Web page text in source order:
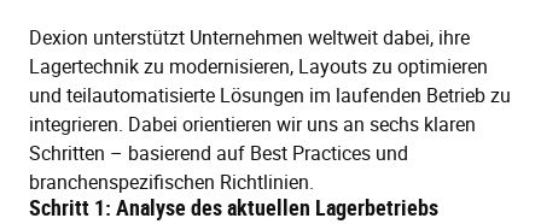
Dexion unterstützt Unternehmen weltweit dabei, ihre
Lagertechnik zu modernisieren, Layouts zu optimieren
und teilautomatisierte Lösungen im laufenden Betrieb zu
integrieren. Dabei orientieren wir uns an sechs klaren
Schritten – basierend auf Best Practices und
branchenspezifischen Richtlinien.
Schritt 1: Analyse des aktuellen Lagerbetriebs